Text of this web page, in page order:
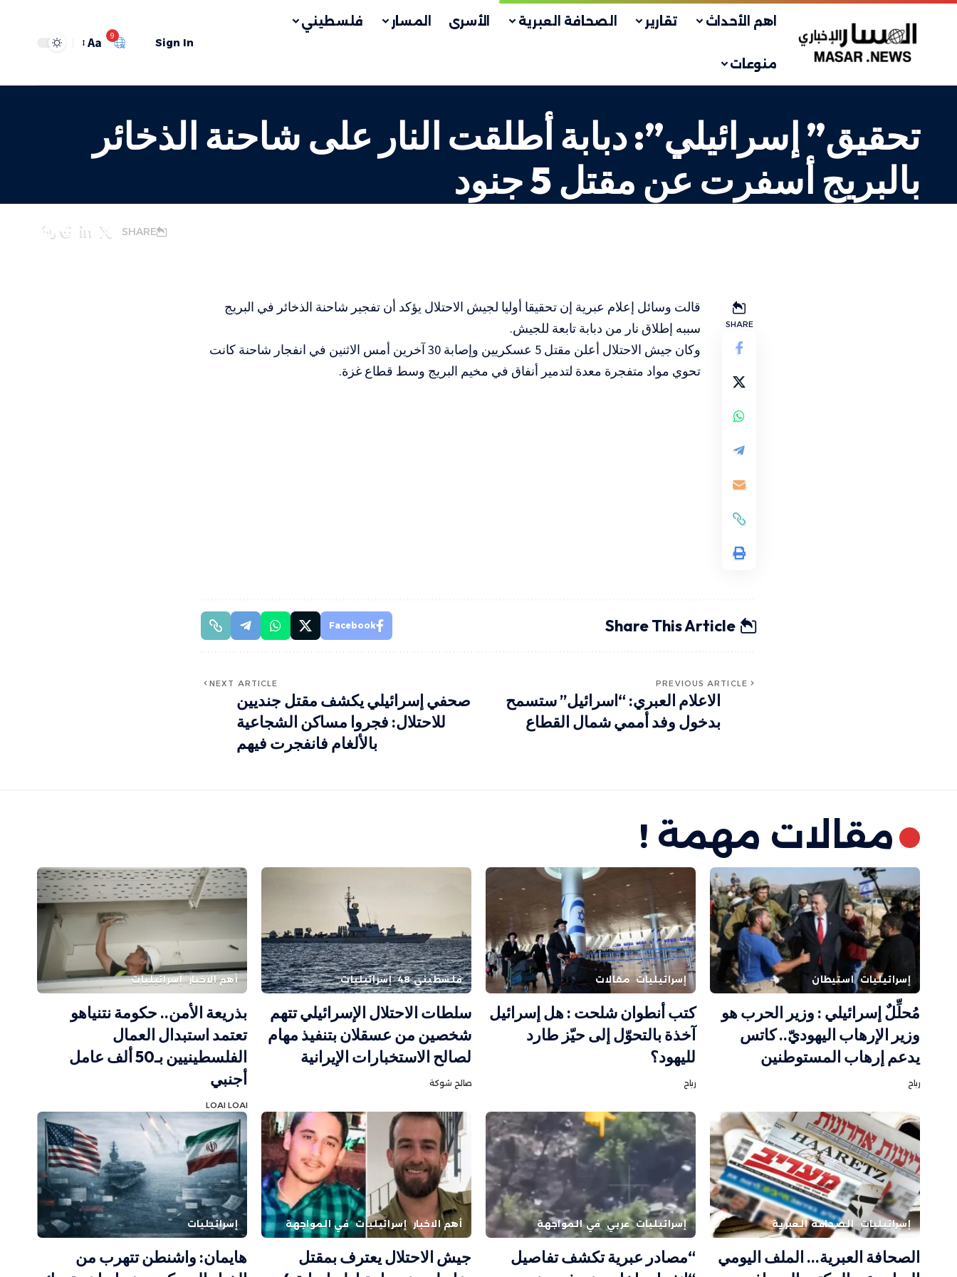
اهم الأحداث تقارير الصحافة العبرية الأسرى المسار فلسطيني
منوعات
Sign In
9
Aa
تحقيق” إسرائيلي”: دبابة أطلقت النار على شاحنة الذخائر
بالبريج أسفرت عن مقتل 5 جنود
SHARE
SHARE
قالت وسائل إعلام عبرية إن تحقيقا أوليا لجيش الاحتلال يؤكد أن تفجير شاحنة الذخائر في البريج
سببه إطلاق نار من دبابة تابعة للجيش.
وكان جيش الاحتلال أعلن مقتل 5 عسكريين وإصابة 30 آخرين أمس الاثنين في انفجار شاحنة كانت
تحوي مواد متفجرة معدة لتدمير أنفاق في مخيم البريج وسط قطاع غزة.
Share This Article
Facebook
PREVIOUS ARTICLE
الاعلام العبري: “اسرائيل” ستسمح
بدخول وفد أممي شمال القطاع
NEXT ARTICLE
صحفي إسرائيلي يكشف مقتل جنديين
للاحتلال: فجروا مساكن الشجاعية
بالألغام فانفجرت فيهم
مقالات مهمة !
إسرائيليات استيطان
مُحلِّلٌ إسرائيلي : وزير الحرب هو
وزير الإرهاب اليهوديّ.. كاتس
يدعم إرهاب المستوطنين
رباح
إسرائيليات مقالات
كتب أنطوان شلحت : هل إسرائيل
آخذة بالتحوّل إلى حيّز طارد
لليهود؟
رباح
فلسطيني 48 إسرائيليات
سلطات الاحتلال الإسرائيلي تتهم
شخصين من عسقلان بتنفيذ مهام
لصالح الاستخبارات الإيرانية
صالح شوكة
أهم الاخبار إسرائيليات
بذريعة الأمن.. حكومة نتنياهو
تعتمد استبدال العمال
الفلسطينيين بـ50 ألف عامل
أجنبي
LOAI LOAI
إسرائيليات الصحافة العبرية
الصحافة العبرية… الملف اليومي
إسرائيليات عربي في المواجهة
“مصادر عبرية تكشف تفاصيل
أهم الاخبار إسرائيليات في المواجهة
جيش الاحتلال يعترف بمقتل
إسرائيليات
هايمان: واشنطن تتهرب من